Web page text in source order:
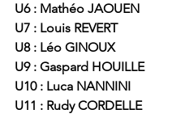
U6 : Mathéo JAOUEN
U7 : Louis REVERT
U8 : Léo GINOUX
U9 : Gaspard HOUILLE
U10 : Luca NANNINI
U11 : Rudy CORDELLE